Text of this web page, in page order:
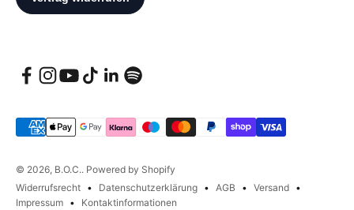
© 2026, B.O.C.. Powered by Shopify
Widerrufsrecht
Datenschutzerklärung AGB
Versand
Impressum
Kontaktinformationen